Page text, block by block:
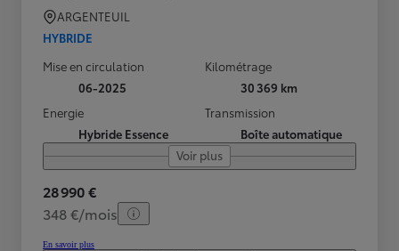
ARGENTEUIL
HYBRIDE
Mise en circulation
06-2025
Kilométrage
30 369 km
Energie
Hybride Essence
Transmission
Boîte automatique
Voir plus
28 990 €
348 €/mois
En savoir plus